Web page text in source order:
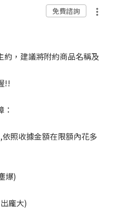
免費諮詢
，建議將附約商品名稱及
!!
照收據金額在限額內花多
爆)
龐大)